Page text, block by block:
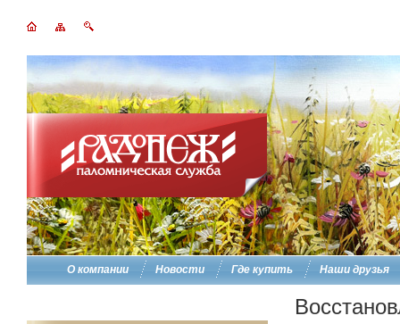
О компании Новости Где купить Наши друзья